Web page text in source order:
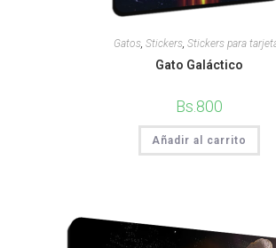
Gatos Stickers Stickers para
Gato Galáctico
Bs. 800
Añadir al carrito